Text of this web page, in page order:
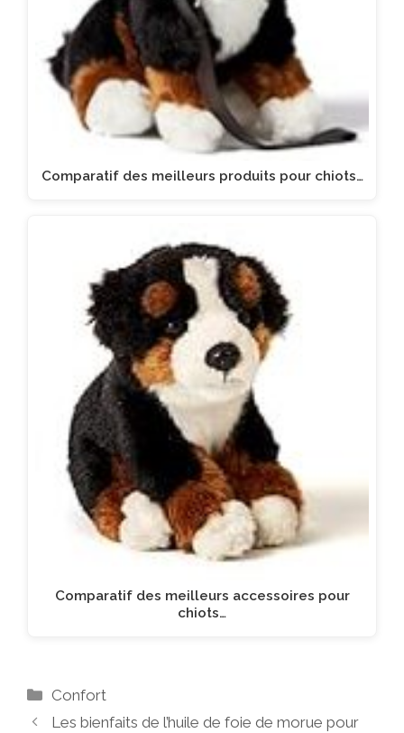
Comparatif des meilleurs produits pour chiots…
Comparatif des meilleurs accessoires pour
chiots…
Catégories
Confort
Les bienfaits de l’huile de foie de morue pour